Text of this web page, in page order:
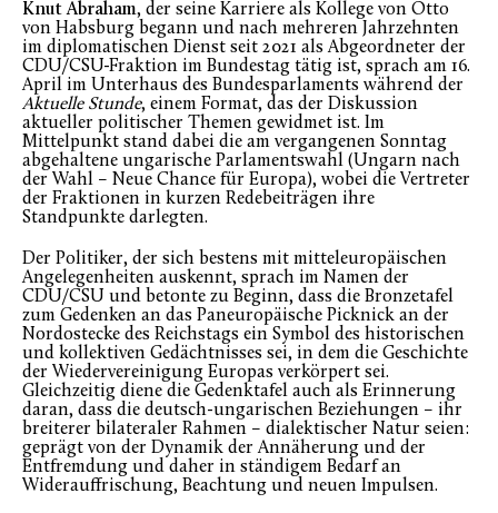
Knut Abraham, der seine Karriere als Kollege von Otto
von Habsburg begann und nach mehreren Jahrzehnten
im diplomatischen Dienst seit 2021 als Abgeordneter der
CDU/CSU-Fraktion im Bundestag tätig ist, sprach am 16.
April im Unterhaus des Bundesparlaments während der
Aktuelle Stunde, einem Format, das der Diskussion
aktueller politischer Themen gewidmet ist. Im
Mittelpunkt stand dabei die am vergangenen Sonntag
abgehaltene ungarische Parlamentswahl (Ungarn nach
der Wahl – Neue Chance für Europa), wobei die Vertreter
der Fraktionen in kurzen Redebeiträgen ihre
Standpunkte darlegten.
Der Politiker, der sich bestens mit mitteleuropäischen
Angelegenheiten auskennt, sprach im Namen der
CDU/CSU und betonte zu Beginn, dass die Bronzetafel
zum Gedenken an das Paneuropäische Picknick an der
Nordostecke des Reichstags ein Symbol des historischen
und kollektiven Gedächtnisses sei, in dem die Geschichte
der Wiedervereinigung Europas verkörpert sei.
Gleichzeitig diene die Gedenktafel auch als Erinnerung
daran, dass die deutsch-ungarischen Beziehungen – ihr
breiterer bilateraler Rahmen – dialektischer Natur seien:
geprägt von der Dynamik der Annäherung und der
Entfremdung und daher in ständigem Bedarf an
Widerauffrischung, Beachtung und neuen Impulsen.